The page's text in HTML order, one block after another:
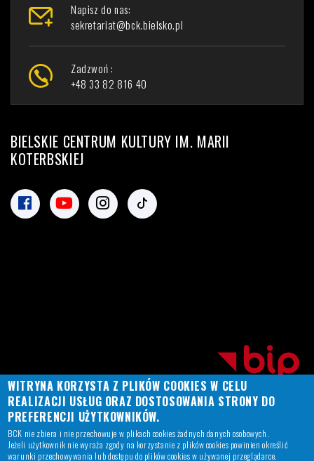
Napisz do nas:
sekretariat@bck.bielsko.pl
Zadzwoń :
+48 33 82 816 40
BIELSKIE CENTRUM KULTURY IM. MARII
KOTERBSKIEJ
WITRYNA KORZYSTA Z PLIKÓW COOKIES W CELU
REALIZACJI USŁUG ORAZ DOSTOSOWANIA STRONY DO
PREFERENCJI UŻYTKOWNIKÓW.
BCK nie zbiera i nie przechowuje w plikach cookies żadnych danych osobowych.
Jeżeli użytkownik nie wyraża zgody na korzystanie z plików cookies powinien określić
warunki przechowywania lub dostępu do plików cookies w używanej przeglądarce.